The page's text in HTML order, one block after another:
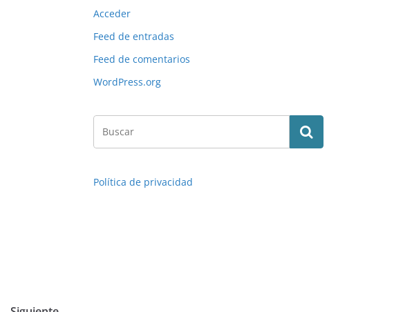
Acceder
Feed de entradas
Feed de comentarios
WordPress.org
Política de privacidad